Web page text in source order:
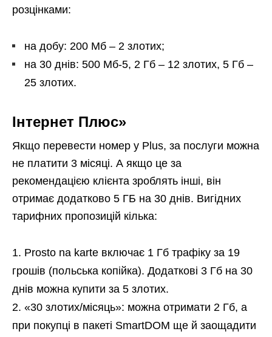
розцінками:
на добу: 200 Мб – 2 злотих;
на 30 днів: 500 Мб-5, 2 Гб – 12 злотих, 5 Гб –
25 злотих.
Інтернет Плюс»
Якщо перевести номер у Plus, за послуги можна
не платити 3 місяці. А якщо це за
рекомендацією клієнта зроблять інші, він
отримає додатково 5 ГБ на 30 днів. Вигідних
тарифних пропозицій кілька:
Prosto na karte включає 1 Гб трафіку за 19
грошів (польська копійка). Додаткові 3 Гб на 30
днів можна купити за 5 злотих.
«30 злотих/місяць»: можна отримати 2 Гб, а
при покупці в пакеті SmartDOM ще й заощадити